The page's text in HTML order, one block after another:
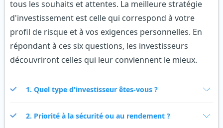
tous les souhaits et attentes. La meilleure stratégie
d'investissement est celle qui correspond à votre
profil de risque et à vos exigences personnelles. En
répondant à ces six questions, les investisseurs
découvriront celles qui leur conviennent le mieux.
1. Quel type d'investisseur êtes-vous ?
2. Priorité à la sécurité ou au rendement ?